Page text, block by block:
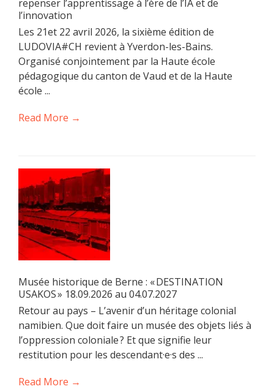
repenser l’apprentissage à l’ère de l’IA et de
l’innovation
Les 21et 22 avril 2026, la sixième édition de
LUDOVIA#CH revient à Yverdon-les-Bains.
Organisé conjointement par la Haute école
pédagogique du canton de Vaud et de la Haute
école ...
Read More →
Musée historique de Berne : « DESTINATION
USAKOS » 18.09.2026 au 04.07.2027
Retour au pays – L’avenir d’un héritage colonial
namibien. Que doit faire un musée des objets liés à
l’oppression coloniale ? Et que signifie leur
restitution pour les descendant·e·s des ...
Read More →